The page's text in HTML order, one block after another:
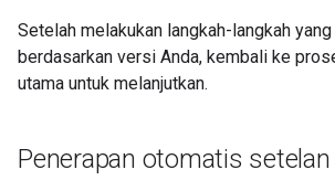
Setelah melakukan langkah-langkah
berdasarkan versi Anda, kembali ke
utama untuk melanjutkan.
Penerapan otomatis